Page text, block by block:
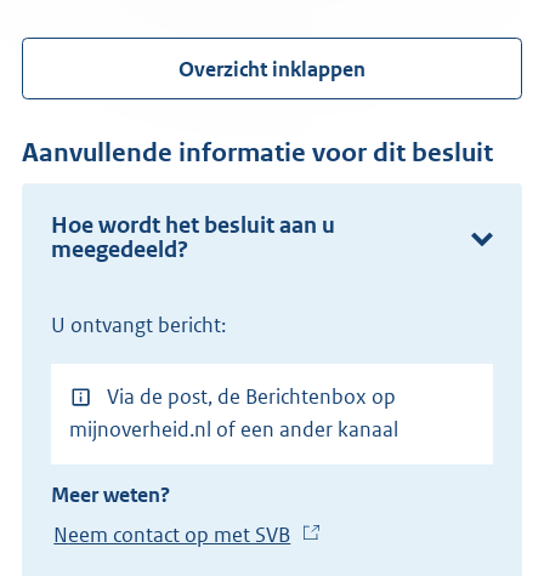
Overzicht inklappen
Aanvullende informatie voor dit besluit
Hoe wordt het besluit aan u
meegedeeld?
U ontvangt bericht:
Via de post, de Berichtenbox op
mijnoverheid.nl of een ander kanaal
Meer weten?
Neem contact op met SVB